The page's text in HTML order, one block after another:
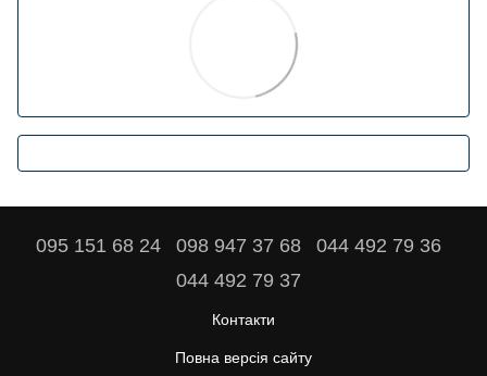
095 151 68 24 098 947 37 68
044 492 79 36
044 492 79 37
Контакти
Повна версія сайту